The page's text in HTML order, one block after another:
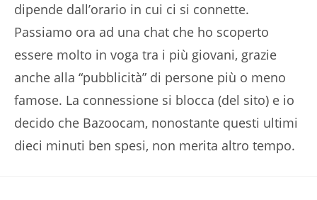
dipende dall’orario in cui ci si connette.
Passiamo ora ad una chat che ho scoperto
essere molto in voga tra i più giovani, grazie
anche alla “pubblicità” di persone più o meno
famose. La connessione si blocca (del sito) e io
decido che Bazoocam, nonostante questi ultimi
dieci minuti ben spesi, non merita altro tempo.